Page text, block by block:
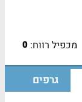
מכפיל רווח: 0
גרפים